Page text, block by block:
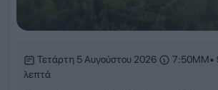
Τετάρτη 5 Αυγούστου 2026 7:50ΜΜ•
λεπτά